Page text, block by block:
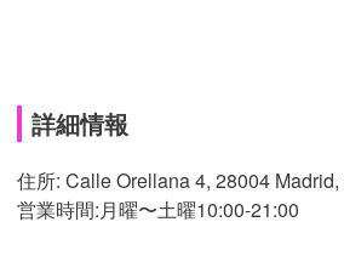
詳細情報
住所: Calle Orellana 4, 28004
営業時間:月曜〜土曜10:00-21:00